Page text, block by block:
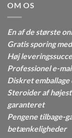
OM OS
En af de største
Gratis sporing
Høj
Professionel e-
Diskret
Steroider af
garanteret
Pengene tilbage-
betænkeligheder